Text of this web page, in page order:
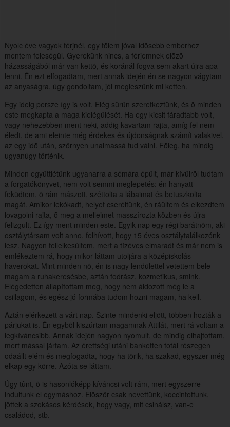
Nyolc éve vagyok férjnél, egy tõlem jóval idõsebb emberhez
mentem feleségül. Gyerekünk nincs, a férjemnek elõzõ
házasságából már van kettõ, és koránál fogva sem akart újra apa
lenni. Én ezt elfogadtam, mert annak idején én se nagyon vágytam
az anyaságra, úgy gondoltam, jól megleszünk mi ketten.
Egy ideig persze így is volt. Elég sûrûn szeretkeztünk, és õ minden
este megkapta a maga kielégülését. Ha egy kicsit fáradtabb volt,
vagy nehezebben ment neki, addig kavartam rajta, amíg fel nem
éledt, de ami eleinte még érdekes és újdonságnak számít valakivel,
az egy idõ után, szörnyen unalmassá tud válni. Fõleg, ha mindig
ugyanúgy történik.
Minden együttlétünk ugyanarra a sémára épült, már kívülrõl tudtam
a forgatókönyvet, nem volt semmi meglepetés: én hanyatt
feküdtem, õ rám mászott, széttolta a lábaimat és betuszkolta
magát. Amikor lekókadt, helyet cseréltünk, én ráültem és elkezdtem
lovagolni rajta, õ meg a melleimet masszírozta közben és újra
felizgult. Ez így ment minden este. Egyik nap egy régi barátnõm, aki
osztálytársam volt anno, felhívott, hogy 15 éves osztálytalálkozónk
lesz. Nagyon fellelkesültem, mert a tízéves elmaradt és már nem is
emlékeztem rá, hogy mikor láttam utoljára a középiskolás
haverokat. Mint minden nõ, én is nagy lendülettel vetettem bele
magam a ruhakeresésbe, aztán fodrász, kozmetikus, smink.
Elégedetten állapítottam meg, hogy nem áldozott még le a
csillagom, és egész jó formába tudom hozni magam, ha kell.
Aztán elérkezett a várt nap. Szinte mindenki eljött, többen hozták a
párjukat is. Én egybõl kiszúrtam magamnak Attilát, mert rá voltam a
legkíváncsibb. Annak idején nagyon nyomult, de mindig elhajtottam,
mert mással jártam. Az érettségi utáni banketten totál részegen
odaállt elém és megfogadta, hogy ha törik, ha szakad, egyszer még
elkap egy körre. Azóta se láttam.
Úgy tûnt, õ is hasonlóképp kíváncsi volt rám, mert egyszerre
indultunk el egymáshoz. Elõször csak nevettünk, koccintottunk,
jöttek a szokásos kérdések, hogy vagy, mit csinálsz, van-e
családod, stb.